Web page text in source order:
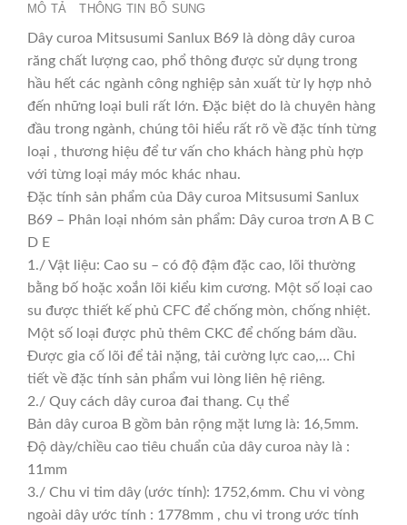
MÔ TẢ THÔNG TIN BỔ SUNG
Dây curoa Mitsusumi Sanlux B69 là dòng dây curoa
răng chất lượng cao, phổ thông được sử dụng trong
hầu hết các ngành công nghiệp sản xuất từ ly hợp nhỏ
đến những loại buli rất lớn. Đặc biệt do là chuyên hàng
đầu trong ngành, chúng tôi hiểu rất rõ về đặc tính từng
loại , thương hiệu để tư vấn cho khách hàng phù hợp
với từng loại máy móc khác nhau.
Đặc tính sản phẩm của Dây curoa Mitsusumi Sanlux
B69 – Phân loại nhóm sản phẩm: Dây curoa trơn A B C
D E
1./ Vật liệu: Cao su – có độ đậm đặc cao, lõi thường
bằng bố hoặc xoắn lõi kiểu kim cương. Một số loại cao
su được thiết kế phủ CFC để chống mòn, chống nhiệt.
Một số loại được phủ thêm CKC để chống bám dầu.
Được gia cố lõi để tải nặng, tải cường lực cao,… Chi
tiết về đặc tính sản phẩm vui lòng liên hệ riêng.
2./ Quy cách dây curoa đai thang. Cụ thể
Bản dây curoa B gồm bản rộng mặt lưng là: 16,5mm.
Độ dày/chiều cao tiêu chuẩn của dây curoa này là :
11mm
3./ Chu vi tim dây (ước tính): 1752,6mm. Chu vi vòng
ngoài dây ước tính : 1778mm , chu vi trong ước tính